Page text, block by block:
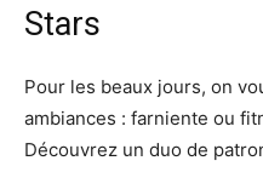
Stars
Pour les beaux jours, on
ambiances : farniente ou
Découvrez un duo de